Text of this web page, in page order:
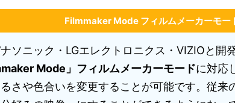
Filmmaker Mode フィルムメーカーモー
ソニック・LGエレクトロニクス・VIZIOと開
Mode」フィルムメーカーモードに対応
さや色合いを変更することが可能です。従来